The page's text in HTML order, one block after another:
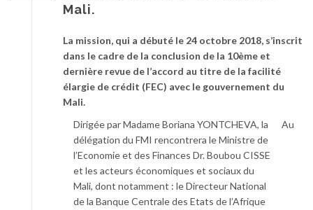
Mali.
La mission, qui a débuté le 24 octobre 2018, s’inscrit
dans le cadre de la conclusion de la 10ème et
dernière revue de l’accord au titre de la facilité
élargie de crédit (FEC) avec le gouvernement du
Mali.
Dirigée par Madame Boriana YONTCHEVA, la
délégation du FMI rencontrera le Ministre de
l’Economie et des Finances Dr. Boubou CISSE
et les acteurs économiques et sociaux du
Mali, dont notamment : le Directeur National
de la Banque Centrale des Etats de l’Afrique
Au